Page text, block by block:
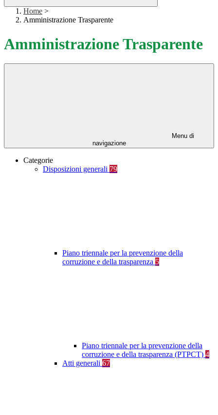
Home >
Amministrazione Trasparente
Amministrazione Trasparente
Menu di
navigazione
Categorie
Disposizioni generali 79
Piano triennale per la prevenzione della
corruzione e della trasparenza 5
Piano triennale per la prevenzione della
corruzione e della trasparenza (PTPCT) 4
Atti generali 67